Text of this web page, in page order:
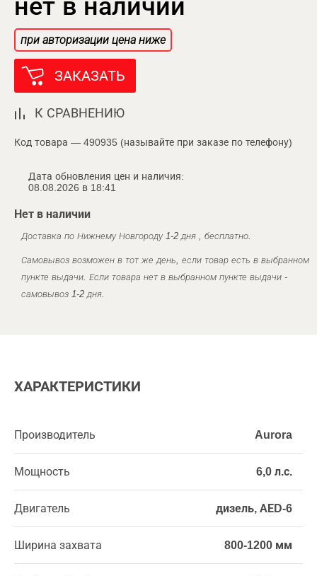
нет в наличии
при авторизации цена ниже
ЗАКАЗАТЬ
К СРАВНЕНИЮ
Код товара — 490935 (называйте при заказе по телефону)
Дата обновления цен и наличия:
08.08.2026 в 18:41
Нет в наличии
Доставка по Нижнему Новгороду 1-2 дня , бесплатно.
Самовывоз возможен в тот же день, если товар есть в выбранном
пункте выдачи. Если товара нет в выбранном пункте выдачи -
самовывоз 1-2 дня.
ХАРАКТЕРИСТИКИ
Производитель Aurora
Мощность 6,0 л.с.
Двигатель дизель, АЕD-6
Ширина захвата 800-1200 мм